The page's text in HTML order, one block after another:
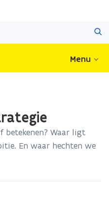
gaan
Menu
Waar ligt
En waar hechten we